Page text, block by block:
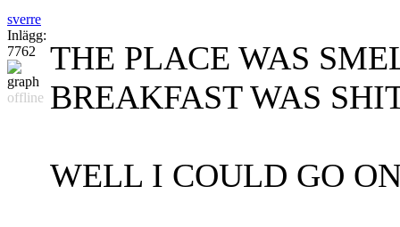
sverre
Inlägg:
7762
offline
THE PLACE WAS
BREAKFAST WAS
WELL I COULD GO